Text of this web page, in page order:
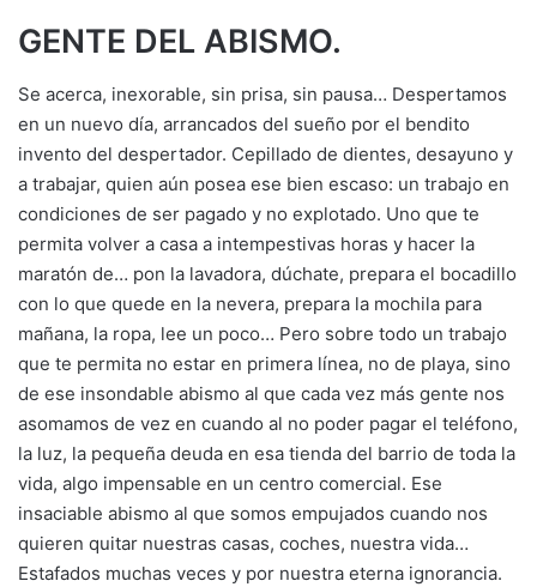
GENTE DEL ABISMO.
Se acerca, inexorable, sin prisa, sin pausa… Despertamos
en un nuevo día, arrancados del sueño por el bendito
invento del despertador. Cepillado de dientes, desayuno y
a trabajar, quien aún posea ese bien escaso: un trabajo en
condiciones de ser pagado y no explotado. Uno que te
permita volver a casa a intempestivas horas y hacer la
maratón de… pon la lavadora, dúchate, prepara el bocadillo
con lo que quede en la nevera, prepara la mochila para
mañana, la ropa, lee un poco… Pero sobre todo un trabajo
que te permita no estar en primera línea, no de playa, sino
de ese insondable abismo al que cada vez más gente nos
asomamos de vez en cuando al no poder pagar el teléfono,
la luz, la pequeña deuda en esa tienda del barrio de toda la
vida, algo impensable en un centro comercial. Ese
insaciable abismo al que somos empujados cuando nos
quieren quitar nuestras casas, coches, nuestra vida…
Estafados muchas veces y por nuestra eterna ignorancia.